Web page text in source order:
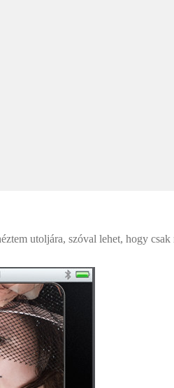
utoljára, szóval lehet, hogy